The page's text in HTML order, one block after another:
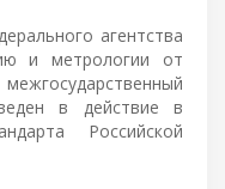
агентства
и метрологии от
в действие в
Российской